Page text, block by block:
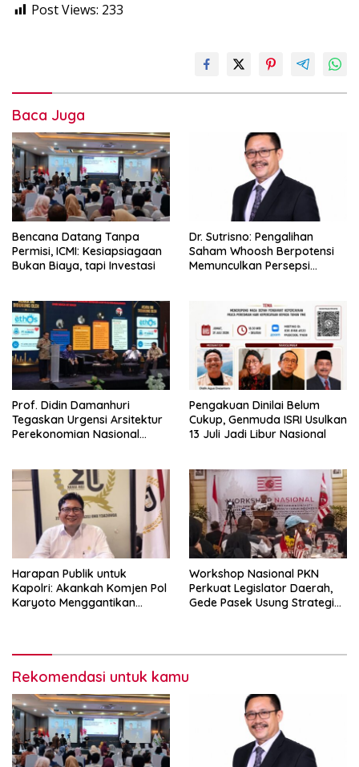
Post Views: 233
Baca Juga
Bencana Datang Tanpa
Permisi, ICMI: Kesiapsiagaan
Bukan Biaya, tapi Investasi
Dr. Sutrisno: Pengalihan
Saham Whoosh Berpotensi
Memunculkan Persepsi
Prof. Didin Damanhuri
Tegaskan Urgensi Arsitektur
Perekonomian Nasional
Nasional
Pengakuan Dinilai Belum
Cukup, Genmuda ISRI Usulkan
13 Juli Jadi Libur Nasional
Harapan Publik untuk
Kapolri: Akankah Komjen Pol
Karyoto Menggantikan
Workshop Nasional PKN
Perkuat Legislator Daerah,
Gede Pasek Usung Strategi
Rekomendasi untuk kamu